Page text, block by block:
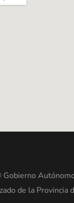
Gobierno
de la Provincia